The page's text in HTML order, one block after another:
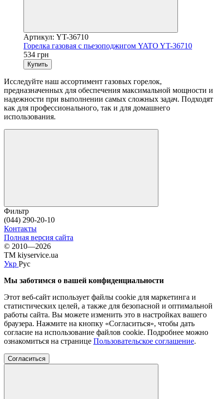
Артикул: YT-36710
Горелка газовая с пьезоподжигом YATO YT-36710
534 грн
Купить
Исследуйте наш ассортимент газовых горелок,
предназначенных для обеспечения максимальной мощности и
надежности при выполнении самых сложных задач. Подходят
как для профессионального, так и для домашнего
использования.
Фильтр
(044) 290-20-10
Контакты
Полная версия сайта
© 2010—2026
TM kiyservice.ua
Укр Рус
Мы заботимся о вашей конфиденциальности
Этот веб-сайт использует файлы cookie для маркетинга и
статистических целей, а также для безопасной и оптимальной
работы сайта. Вы можете изменить это в настройках вашего
браузера. Нажмите на кнопку «Согласиться», чтобы дать
согласие на использование файлов cookie. Подробнее можно
ознакомиться на странице Пользовательское соглашение.
Согласиться